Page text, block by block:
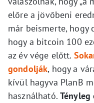
előre a jövőbeni
már beismerte, hogy
hogy a bitcoin 100
az év vége előtt.
gondolják, hogy a
kívül hagyva PlanB
használható. Tényleg